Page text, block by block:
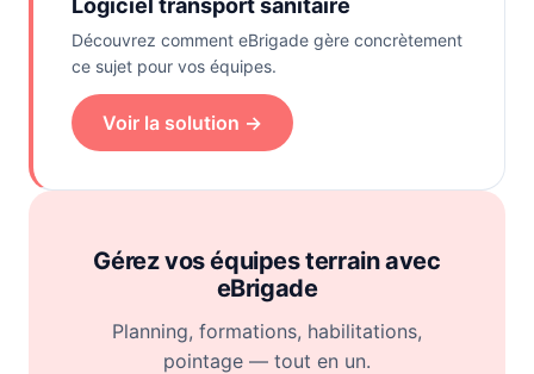
Logiciel transport sanitaire
Découvrez comment eBrigade gère concrètement
ce sujet pour vos équipes.
Voir la solution →
Gérez vos équipes terrain avec
eBrigade
Planning, formations, habilitations,
pointage — tout en un.